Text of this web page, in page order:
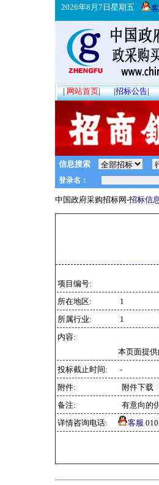
2026年8月7日星期五
|网站首页| |招标公告|
信息搜索
中国政府采购招标网-招标信
项目编号:
所在地区:
1
所属行业:
1
内容:
本页面提
投标截止时间:
-
附件:
附件下载
备注:
有意向的
详情咨询电话:
客服